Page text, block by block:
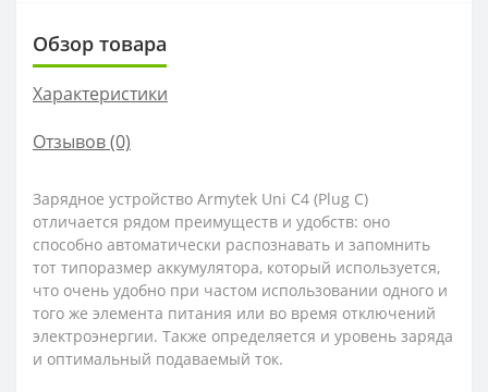
Обзор товара
Характеристики
Отзывов (0)
Зарядное устройство Armytek Uni C4 (Plug C)
отличается рядом преимуществ и удобств: оно
способно автоматически распознавать и запомнить
тот типоразмер аккумулятора, который используется,
что очень удобно при частом использовании одного и
того же элемента питания или во время отключений
электроэнергии. Также определяется и уровень заряда
и оптимальный подаваемый ток.